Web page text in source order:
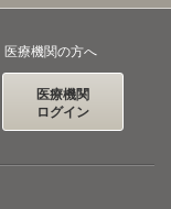
医療機関の方へ
医療機関
ログイン